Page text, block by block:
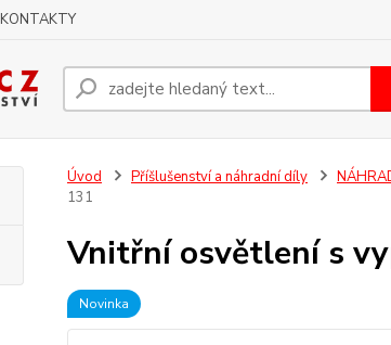
KONTAKTY
Úvod Příšlušenství a náhradní díly
131
Vnitřní osvětlení s
Novinka